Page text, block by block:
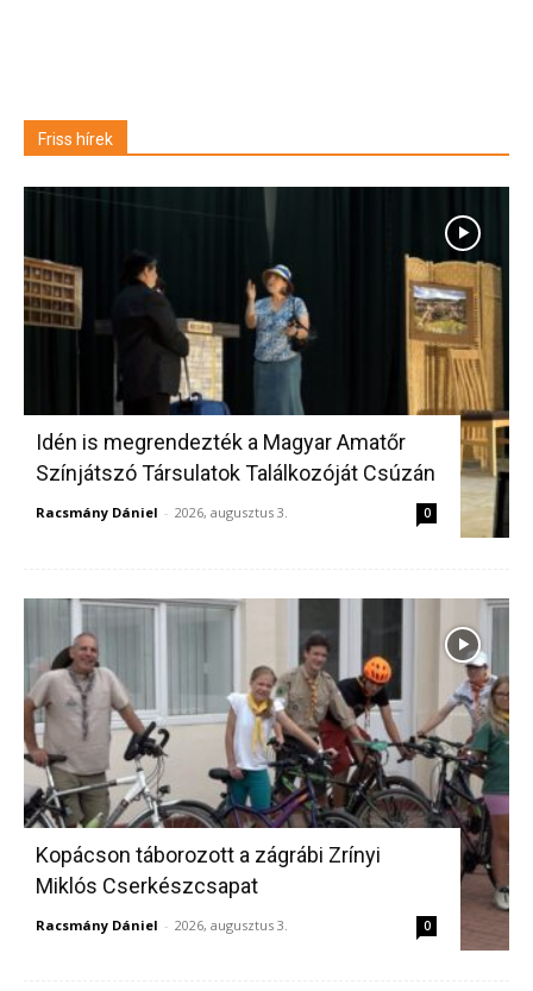
Friss hírek
Idén is megrendezték a Magyar Amatőr
Színjátszó Társulatok Találkozóját Csúzán
Racsmány Dániel - 2026, augusztus 3. 0
Kopácson táborozott a zágrábi Zrínyi
Miklós Cserkészcsapat
Racsmány Dániel - 2026, augusztus 3. 0